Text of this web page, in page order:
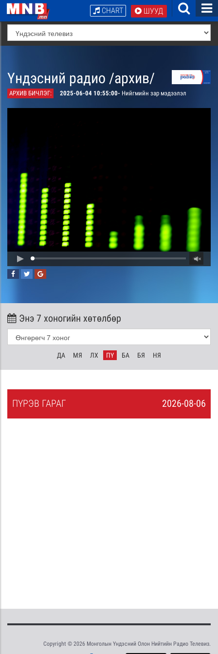
ШУУД
CHART
Үндэсний радио /архив/
АРХИВ БИЧЛЭГ: 2025-06-04 10:55:00- Нийгмийн зар мэдээлэл
Энэ 7 хоногийн хөтөлбөр
ДА МЯ ЛХ ПҮ БА БЯ НЯ
2026-08-06
ПҮРЭВ ГАРАГ
Copyright © 2026 Монголын Үндэсний Олон Нийтийн Радио Телевиз.